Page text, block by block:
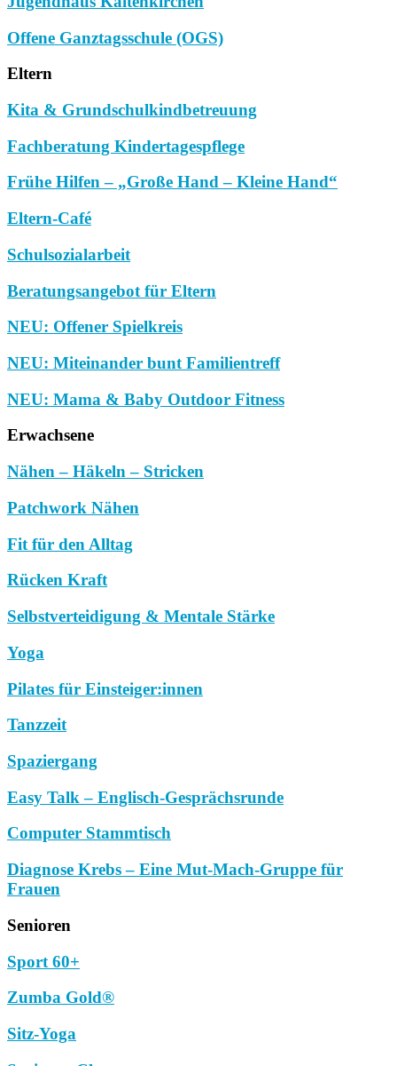
Offene Ganztagsschule (OGS)
Eltern
Kita & Grundschulkindbetreuung
Fachberatung Kindertagespflege
Frühe Hilfen – „Große Hand – Kleine Hand“
Eltern-Café
Schulsozialarbeit
Beratungsangebot für Eltern
NEU: Offener Spielkreis
NEU: Miteinander bunt Familientreff
NEU: Mama & Baby Outdoor Fitness
Erwachsene
Nähen – Häkeln – Stricken
Patchwork Nähen
Fit für den Alltag
Rücken Kraft
Selbstverteidigung & Mentale Stärke
Yoga
Pilates für Einsteiger:innen
Tanzzeit
Spaziergang
Easy Talk – Englisch-Gesprächsrunde
Computer Stammtisch
Diagnose Krebs – Eine Mut-Mach-Gruppe für
Frauen
Senioren
Sport 60+
Zumba Gold®
Sitz-Yoga